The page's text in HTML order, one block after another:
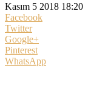
Kasım 5 2018 18:20
Facebook
Twitter
Google+
Pinterest
WhatsApp